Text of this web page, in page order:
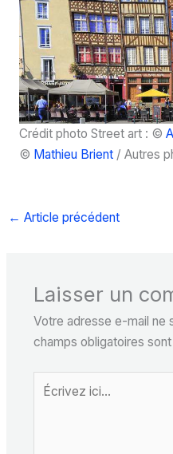
Crédit photo Street art : ©
© Mathieu Brient / Autres
← Article précédent
Laisser un
Votre adresse e-mail ne
champs obligatoires
Écrivez